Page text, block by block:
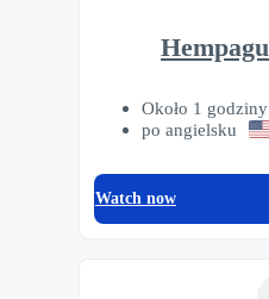
Około 1
po angielsku
Watch now